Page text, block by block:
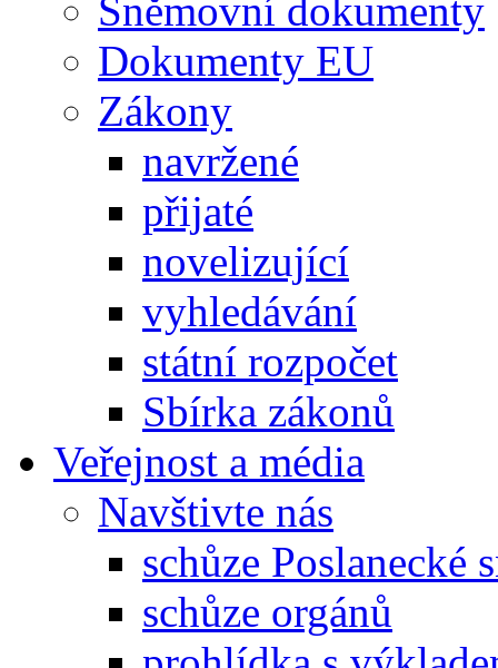
Sněmovní dokumenty
Dokumenty EU
Zákony
navržené
přijaté
novelizující
vyhledávání
státní rozpočet
Sbírka zákonů
Veřejnost a média
Navštivte nás
schůze Poslanecké
schůze orgánů